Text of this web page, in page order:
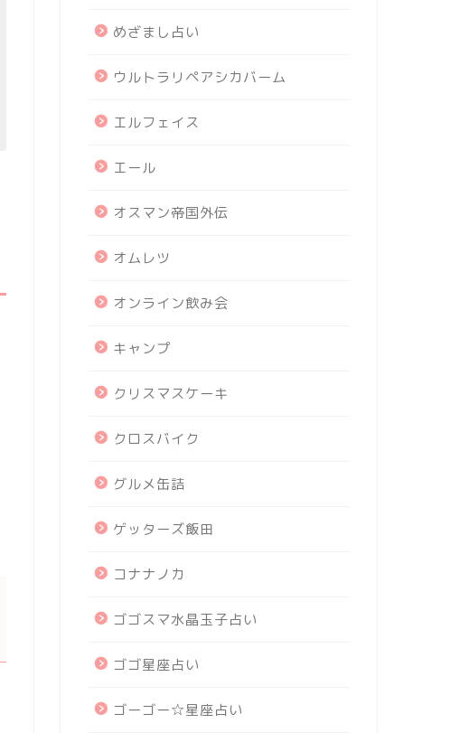
めざまし占い
ウルトラリペアシカバーム
エルフェイス
エール
オスマン帝国外伝
オムレツ
オンライン飲み会
キャンプ
クリスマスケーキ
クロスバイク
グルメ缶詰
ゲッターズ飯田
コナナノカ
ゴゴスマ水晶玉子占い
ゴゴ星座占い
ゴーゴー☆星座占い